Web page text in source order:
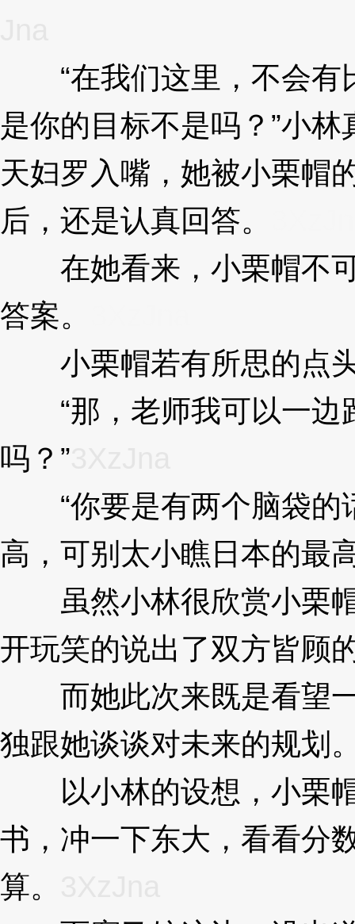
“在我们这里，不会有
是你的目标不是吗？”小
天妇罗入嘴，她被小栗帽
后，还是认真回答。
在她看来，小栗帽不可
答案。
小栗帽若有所思的点
“那，老师我可以一边
吗？”
“你要是有两个脑袋的
高，可别太小瞧日本的最
虽然小林很欣赏小栗帽
开玩笑的说出了双方皆顾
而她此次来既是看望一
独跟她谈谈对未来的规划
以小林的设想，小栗帽
书，冲一下东大，看看分
算。